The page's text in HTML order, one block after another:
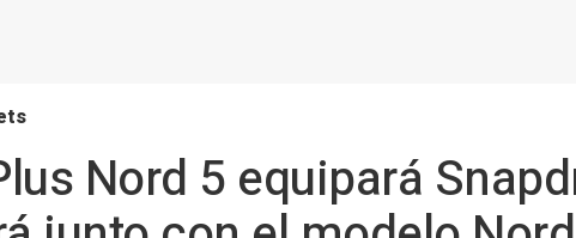
Nord 5 equipará